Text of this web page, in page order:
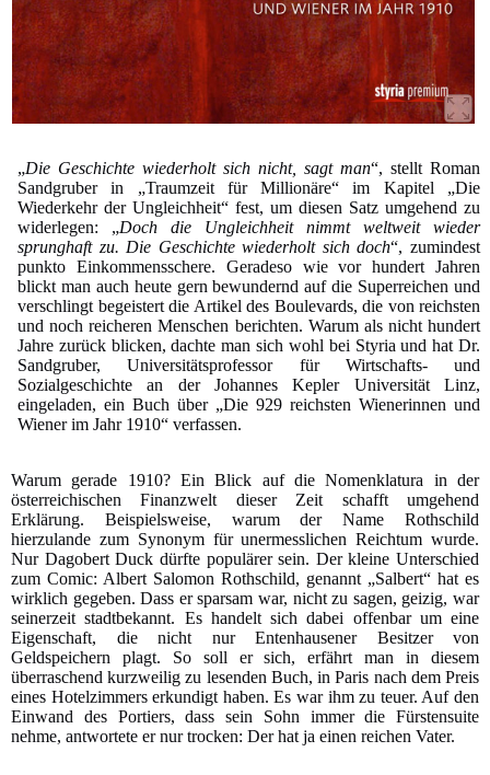
„Die Geschichte wiederholt sich nicht, sagt man“, stellt Roman
Sandgruber in „Traumzeit für Millionäre“ im Kapitel „Die
Wiederkehr der Ungleichheit“ fest, um diesen Satz umgehend zu
widerlegen: „Doch die Ungleichheit nimmt weltweit wieder
sprunghaft zu. Die Geschichte wiederholt sich doch“, zumindest
punkto Einkommensschere. Geradeso wie vor hundert Jahren
blickt man auch heute gern bewundernd auf die Superreichen und
verschlingt begeistert die Artikel des Boulevards, die von reichsten
und noch reicheren Menschen berichten. Warum als nicht hundert
Jahre zurück blicken, dachte man sich wohl bei Styria und hat Dr.
Sandgruber, Universitätsprofessor für Wirtschafts- und
Sozialgeschichte an der Johannes Kepler Universität Linz,
eingeladen, ein Buch über „Die 929 reichsten Wienerinnen und
Wiener im Jahr 1910“ verfassen.
Warum gerade 1910? Ein Blick auf die Nomenklatura in der
österreichischen Finanzwelt dieser Zeit schafft umgehend
Erklärung. Beispielsweise, warum der Name Rothschild
hierzulande zum Synonym für unermesslichen Reichtum wurde.
Nur Dagobert Duck dürfte populärer sein. Der kleine Unterschied
zum Comic: Albert Salomon Rothschild, genannt „Salbert“ hat es
wirklich gegeben. Dass er sparsam war, nicht zu sagen, geizig, war
seinerzeit stadtbekannt. Es handelt sich dabei offenbar um eine
Eigenschaft, die nicht nur Entenhausener Besitzer von
Geldspeichern plagt. So soll er sich, erfährt man in diesem
überraschend kurzweilig zu lesenden Buch, in Paris nach dem Preis
eines Hotelzimmers erkundigt haben. Es war ihm zu teuer. Auf den
Einwand des Portiers, dass sein Sohn immer die Fürstensuite
nehme, antwortete er nur trocken: Der hat ja einen reichen Vater.